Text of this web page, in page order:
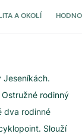
A OKOLÍ
Jeseníkách.
rodinný
dva rodinné
Slouží